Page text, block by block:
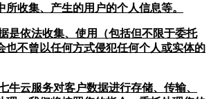
所收集、产生的用户的个人信息等。
是依法收集、使用（包括但不限于委托
也不曾以任何方式侵犯任何个人或实体的
牛云服务对客户数据进行存储、传输、